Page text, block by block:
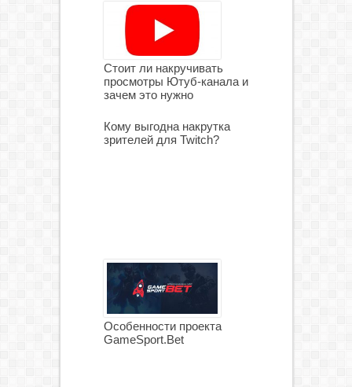
Стоит ли накручивать
просмотры Ютуб-канала и
зачем это нужно
Кому выгодна накрутка
зрителей для Twitch?
Особенности проекта
GameSport.Bet